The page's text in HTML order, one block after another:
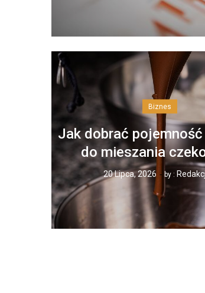
Biznes
Jak dobrać
do mieszania
20 Lipca, 2026 by :